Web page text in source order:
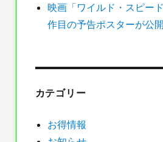
に
映画「ワイルド・スピー
作目の予告ポスターが公開
カテゴリー
お得情報